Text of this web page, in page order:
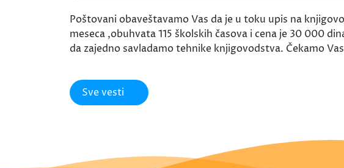
Poštovani obaveštavamo Vas da je u toku upis na
meseca ,obuhvata 115 školskih časova i cena je 30 000
da zajedno savladamo tehnike knjigovodstva. Čekamo
Sve vesti